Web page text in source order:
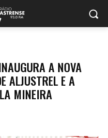
A NOVA
ALJUSTREL E A
MINEIRA